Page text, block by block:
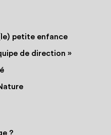
petite enfance
de direction »
?